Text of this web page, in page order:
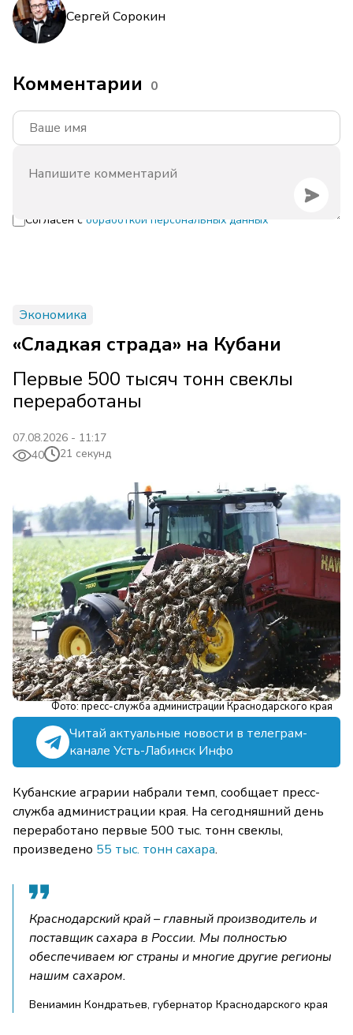
Сергей Сорокин
Комментарии 0
Согласен с обработкой персональных данных
Экономика
«Сладкая страда» на Кубани
Первые 500 тысяч тонн свеклы
переработаны
07.08.2026 - 11:17
40
21 секунд
Фото: пресс-служба администрации Краснодарского края
Читай актуальные новости в телеграм-
канале Усть-Лабинск Инфо
Кубанские аграрии набрали темп, сообщает пресс-
служба администрации края. На сегодняшний день
переработано первые 500 тыс. тонн свеклы,
произведено 55 тыс. тонн сахара.
Краснодарский край – главный производитель и
поставщик сахара в России. Мы полностью
обеспечиваем юг страны и многие другие регионы
нашим сахаром.
Вениамин Кондратьев, губернатор Краснодарского края